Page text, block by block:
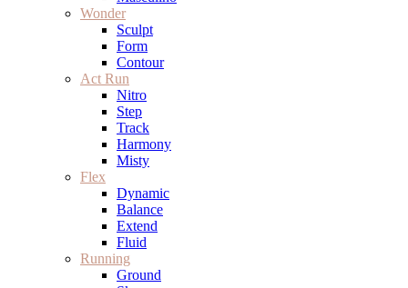
Wonder
Sculpt
Form
Contour
Act Run
Nitro
Step
Track
Harmony
Misty
Flex
Dynamic
Balance
Extend
Fluid
Running
Ground